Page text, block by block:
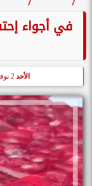
في أجواء
الأحد 2 نوفمبر 2025